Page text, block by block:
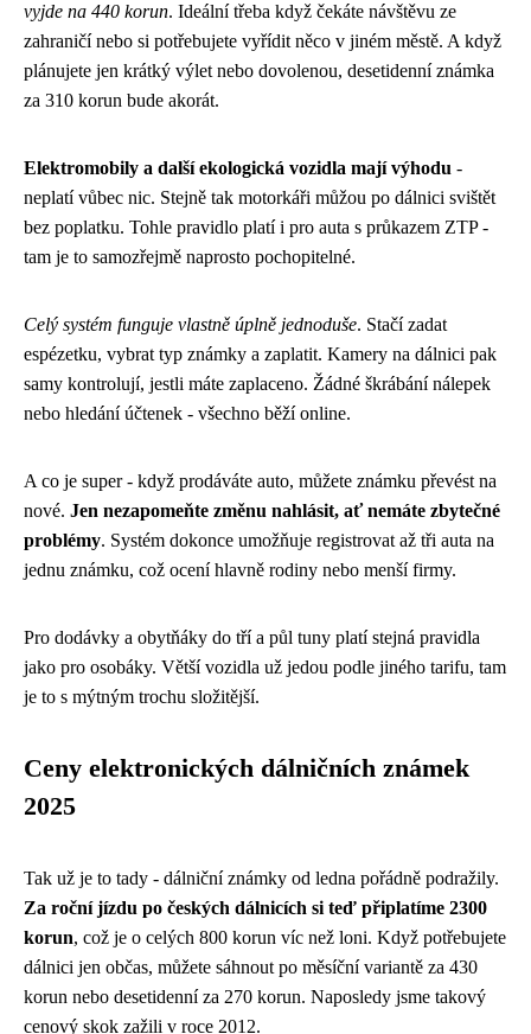
vyjde na 440 korun. Ideální třeba když čekáte návštěvu ze
zahraničí nebo si potřebujete vyřídit něco v jiném městě. A když
plánujete jen krátký výlet nebo dovolenou, desetidenní známka
za 310 korun bude akorát.
Elektromobily a další ekologická vozidla mají výhodu -
neplatí vůbec nic. Stejně tak motorkáři můžou po dálnici svištět
bez poplatku. Tohle pravidlo platí i pro auta s průkazem ZTP -
tam je to samozřejmě naprosto pochopitelné.
Celý systém funguje vlastně úplně jednoduše. Stačí zadat
espézetku, vybrat typ známky a zaplatit. Kamery na dálnici pak
samy kontrolují, jestli máte zaplaceno. Žádné škrábání nálepek
nebo hledání účtenek - všechno běží online.
A co je super - když prodáváte auto, můžete známku převést na
nové. Jen nezapomeňte změnu nahlásit, ať nemáte zbytečné
problémy. Systém dokonce umožňuje registrovat až tři auta na
jednu známku, což ocení hlavně rodiny nebo menší firmy.
Pro dodávky a obytňáky do tří a půl tuny platí stejná pravidla
jako pro osobáky. Větší vozidla už jedou podle jiného tarifu, tam
je to s mýtným trochu složitější.
Ceny elektronických dálničních známek
2025
Tak už je to tady - dálniční známky od ledna pořádně podražily.
Za roční jízdu po českých dálnicích si teď připlatíme 2300
korun, což je o celých 800 korun víc než loni. Když potřebujete
dálnici jen občas, můžete sáhnout po měsíční variantě za 430
korun nebo desetidenní za 270 korun. Naposledy jsme takový
cenový skok zažili v roce 2012.